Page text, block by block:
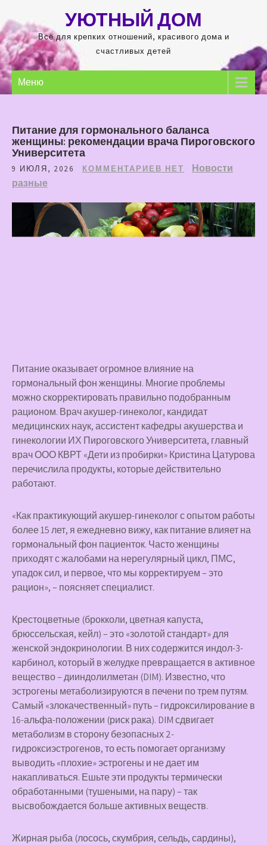
содержимому
УЮТНЫЙ ДОМ
Всё для крепких отношений, красивого дома и
счастливых детей
Меню
Питание для гормонального баланса
женщины: рекомендации врача Пироговского
Университета
9 ИЮЛЯ, 2026 КОММЕНТАРИЕВ НЕТ
Новости
разные
Питание оказывает огромное влияние на
гормональный фон женщины. Многие проблемы
можно скорректировать правильно подобранным
рационом. Врач акушер-гинеколог, кандидат
медицинских наук, ассистент кафедры акушерства и
гинекологии ИХ Пироговского Университета, главный
врач ООО КВРТ «Дети из пробирки» Кристина Цатурова
перечислила продукты, которые действительно
работают.
«Как практикующий акушер-гинеколог с опытом работы
более 15 лет, я ежедневно вижу, как питание влияет на
гормональный фон пациенток. Часто женщины
приходят с жалобами на нерегулярный цикл, ПМС,
упадок сил, и первое, что мы корректируем – это
рацион», – поясняет специалист.
Крестоцветные(брокколи, цветная капуста,
брюссельская, кейл) – это «золотой стандарт» для
женской эндокринологии. В них содержится индол-3-
карбинол, который в желудке превращается в активное
вещество – дииндолилметан (DIM). Известно, что
эстрогены метаболизируются в печени по трем путям.
Самый «злокачественный» путь – гидроксилирование в
16-альфа-положении (риск рака). DIM сдвигает
метаболизм в сторону безопасных 2-
гидроксиэстрогенов, то есть помогает организму
выводить «плохие» эстрогены и не дает им
накапливаться. Ешьте эти продукты термически
обработанными (тушеными, на пару) – так
высвобождается больше активных веществ.
Жирная рыба(лосось, скумбрия, сельдь, сардины),